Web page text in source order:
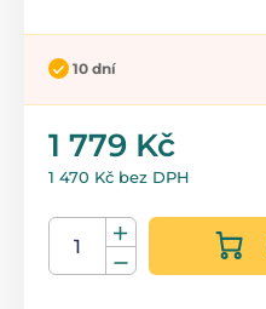
10 dní
1 779 Kč
1 470 Kč bez DPH